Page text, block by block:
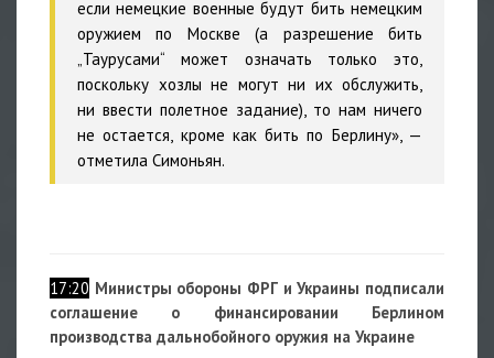
если немецкие военные будут бить немецким
оружием по Москве (а разрешение бить
„Таурусами“ может означать только это,
поскольку хозлы не могут ни их обслужить,
ни ввести полетное задание), то нам ничего
не остается, кроме как бить по Берлину», —
отметила Симоньян.
17:20 Министры обороны ФРГ и Украины подписали
соглашение о финансировании Берлином
производства дальнобойного оружия на Украине